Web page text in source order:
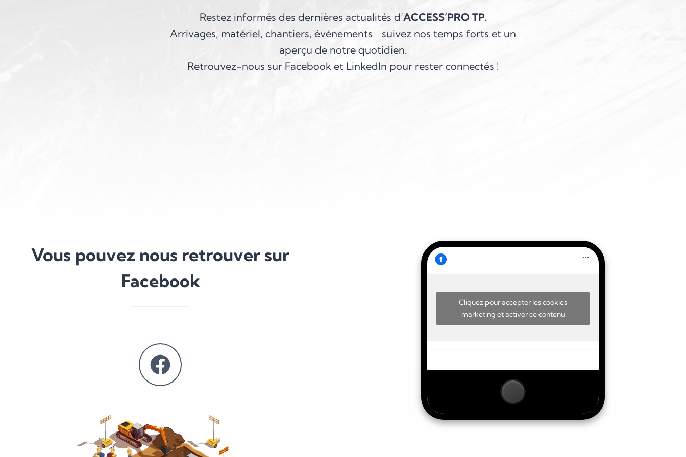
Restez informés des dernières actualités d’ACCESS’PRO TP.
Arrivages, matériel, chantiers, événements… suivez nos temps forts et un
aperçu de notre quotidien.
Retrouvez-nous sur Facebook et LinkedIn pour rester connectés !
Vous pouvez nous retrouver sur
Facebook
Cliquez pour accepter les cookies
marketing et activer ce contenu